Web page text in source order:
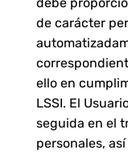
de carácter
ello en
LSSI. El
seguida en el
personales,